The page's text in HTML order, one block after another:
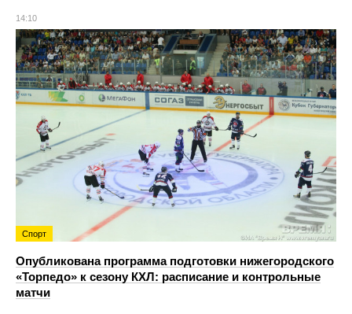
14:10
Спорт
Опубликована программа подготовки нижегородского
«Торпедо» к сезону КХЛ: расписание и контрольные
матчи